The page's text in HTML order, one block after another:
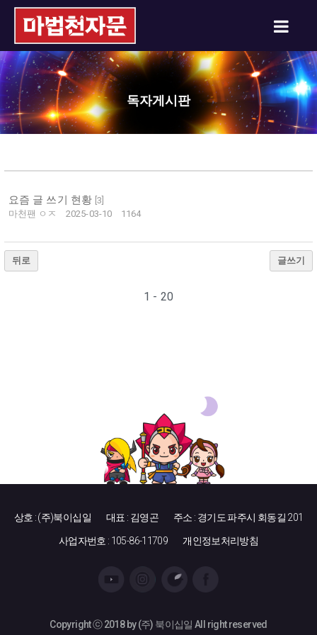
독자게시판
요즘 글 쓰기 현황 3
마천팬 ㅇㅈ
2025-03-10 1164
뒤로 글쓰기
1 - 20
상호 : (주)북이십일 대표 : 김영곤 주소 : 경기도 파주시 회동길 201
사업자번호 : 105-86-11709 개인정보처리방침
Copyright ⓒ 2018 by (주) 북이십일 All right reserved